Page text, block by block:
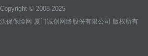
Copyright © 2008-2025
沃保保险网 厦门诚创网络股份有限公司 版权所有